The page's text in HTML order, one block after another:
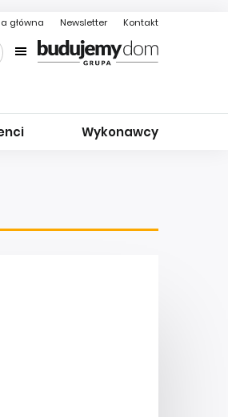
główna Newsletter Kontakt
Wykonawcy